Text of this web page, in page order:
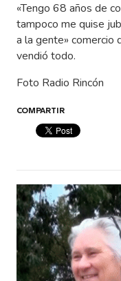
«Tengo 68 años de
tampoco me quise
a la gente» comercio
vendió todo.
Foto Radio Rincón
COMPARTIR